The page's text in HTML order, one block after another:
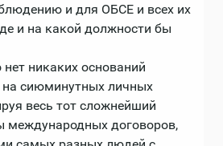
и для ОБСЕ и всех их
и на какой должности бы
никаких оснований
на сиюминутных личных
весь тот сложнейший
международных договоров,